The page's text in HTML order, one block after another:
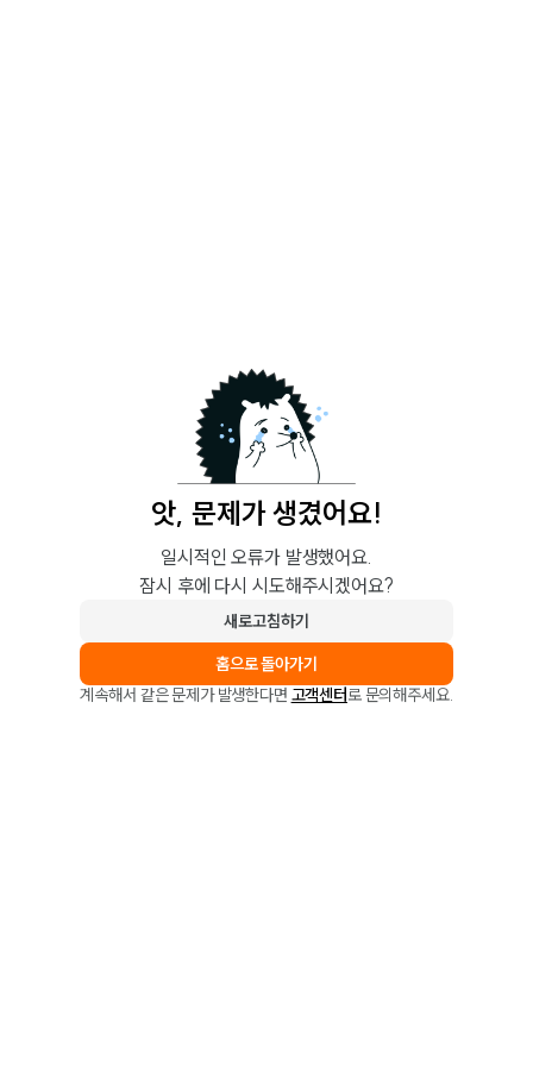
앗, 문제가 생겼어요!
일시적인 오류가 발생했어요.
잠시 후에 다시 시도해주시겠어요?
새로고침하기
홈으로 돌아가기
계속해서 같은 문제가 발생한다면 고객센터로 문의해주세요.